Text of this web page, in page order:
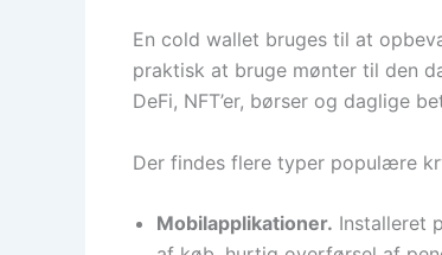
En cold wallet bruges til at
praktisk at bruge mønter til den
DeFi, NFT’er, børser og daglige
Der findes flere typer populære
Mobilapplikationer. Installeret